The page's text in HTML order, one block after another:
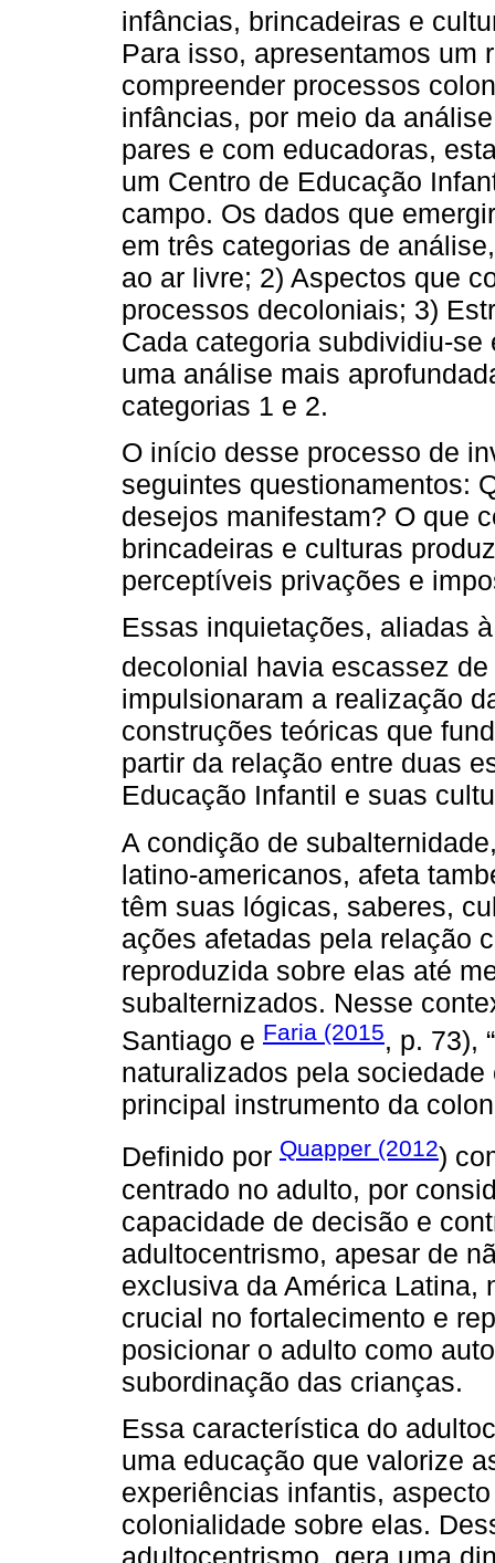
infâncias, brincadeiras e
Para isso, apresentamos um
compreender processos
infâncias, por meio da
pares e com educadoras,
um Centro de Educação
campo. Os dados que
em três categorias de
ao ar livre; 2) Aspectos que
processos decoloniais; 3)
Cada categoria subdividiu-
uma análise mais
categorias 1 e 2.
O início desse processo de
seguintes questionamentos:
desejos manifestam? O que
brincadeiras e culturas
perceptíveis privações e
Essas inquietações, aliadas
decolonial havia escassez
impulsionaram a realização
construções teóricas que
partir da relação entre duas
Educação Infantil e suas
A condição de
latino-americanos, afeta
têm suas lógicas, saberes,
ações afetadas pela relação
reproduzida sobre elas até
subalternizados. Nesse
Santiago e Faria (2015, p. 73),
naturalizados pela
principal instrumento da
Definido por Quapper (2012)
centrado no adulto, por
capacidade de decisão e
adultocentrismo, apesar de
exclusiva da América Latina,
crucial no fortalecimento e
posicionar o adulto como
subordinação das crianças.
Essa característica do
uma educação que valorize
experiências infantis,
colonialidade sobre elas.
adultocentrismo, gera uma